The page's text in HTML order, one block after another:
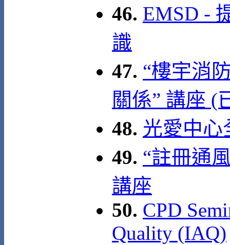
46. EMSD -
識
47. “樓宇消
關係” 講座 (
48. 光愛中心
49. “註冊通
講座
50. CPD
Quality (IAQ)